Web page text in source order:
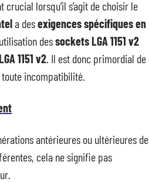
crucial lorsqu’il s’agit de choisir le
a desexigences spécifiques en
dessockets LGA 1151 v2
1151 v2. Il est donc primordial de
incompatibilité.
antérieures ou ultérieures de
cela ne signifie pas